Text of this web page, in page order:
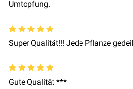
Umtopfung.
Super Qualität!!! Jede Pflanze
Gute Qualität ***